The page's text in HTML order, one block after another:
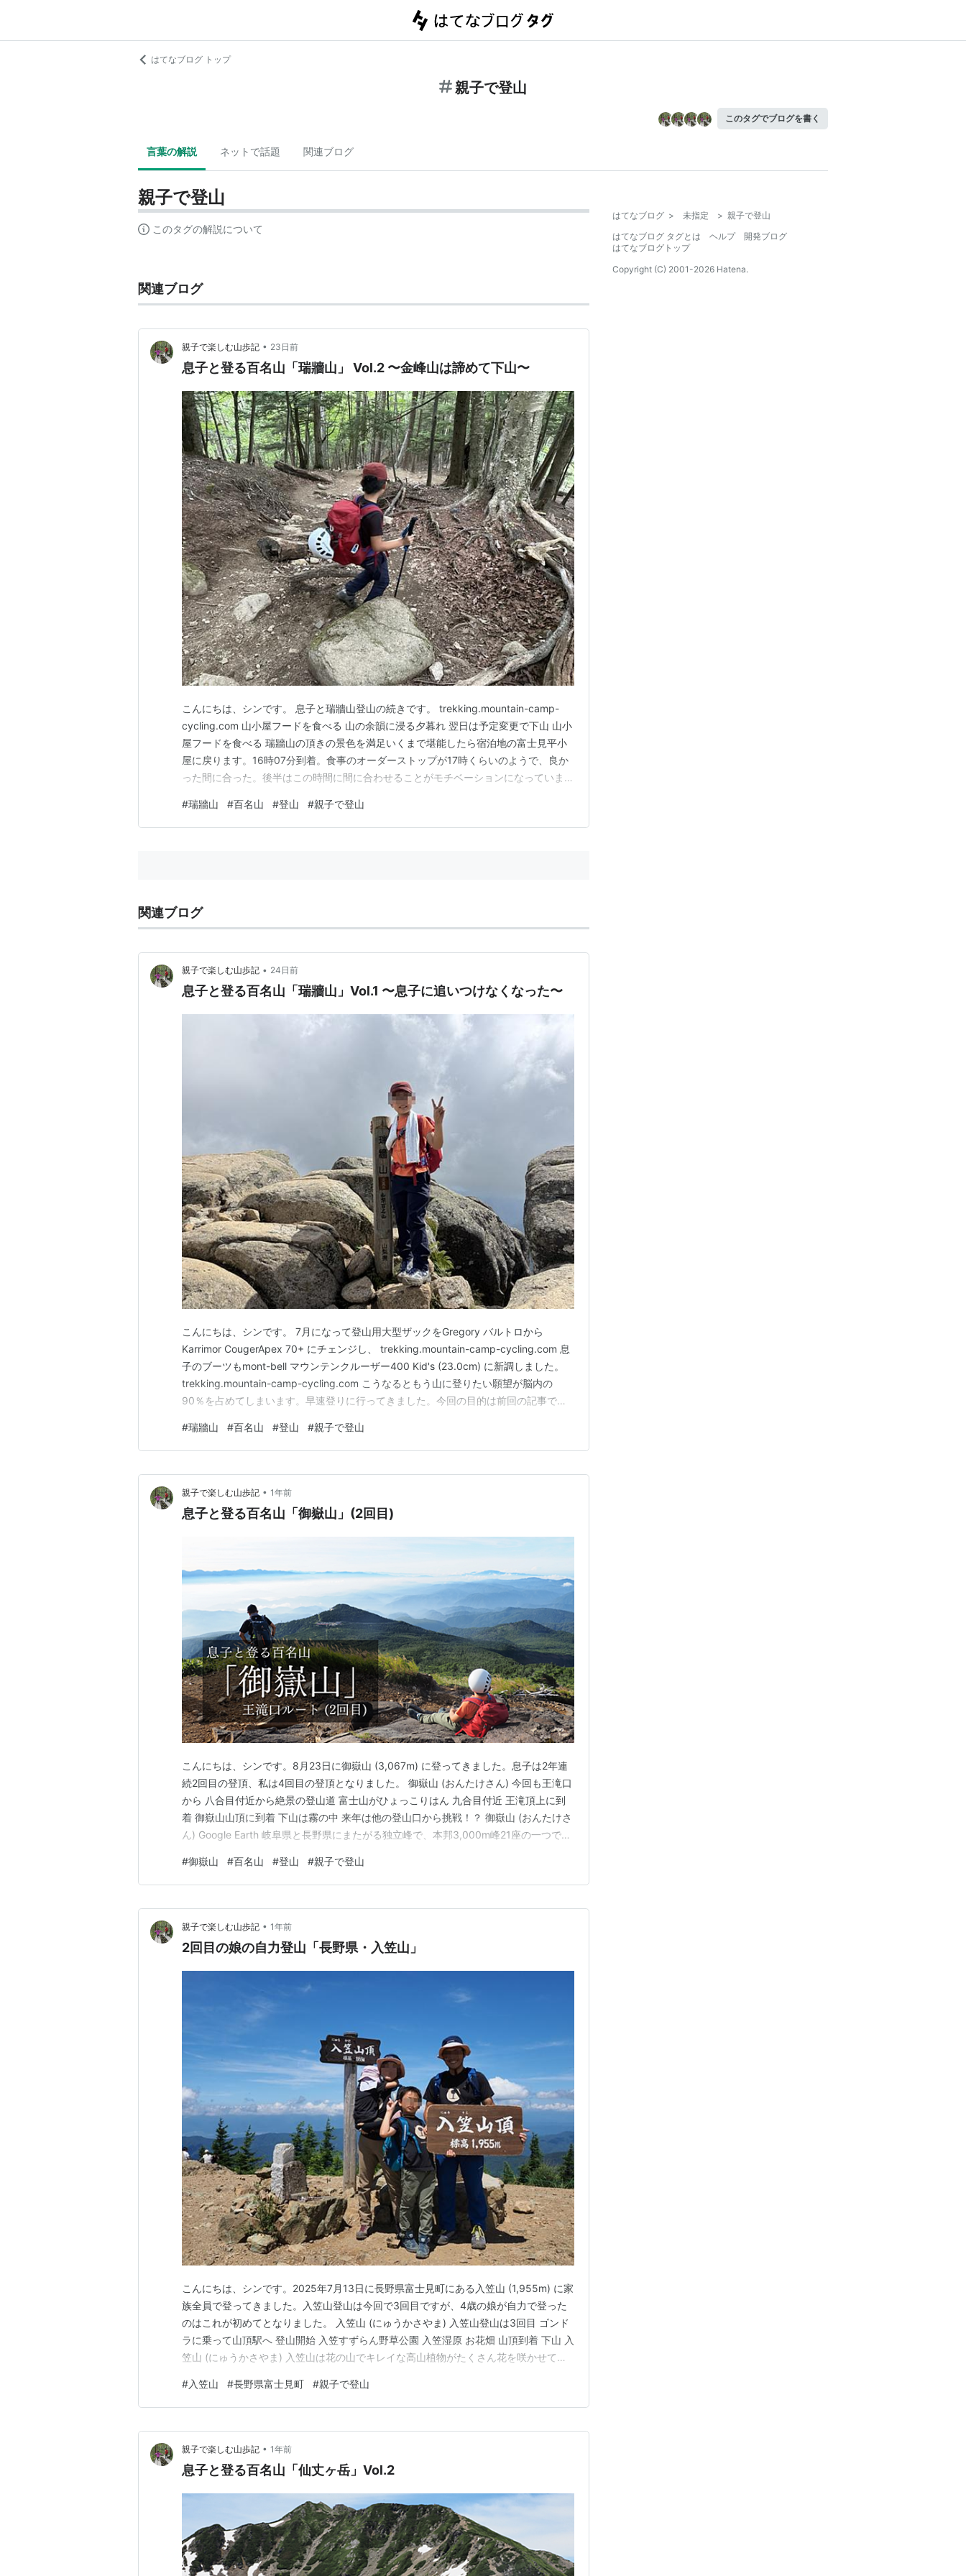
はてなブログ トップ
親子で登山
このタグでブログを書く
言葉の解説 ネットで話題 関連ブログ
親子で登山
このタグの解説について
関連ブログ
親子で楽しむ山歩記 • 23日前
息子と登る百名山「瑞牆山」 Vol.2 〜金峰山は諦めて下山〜
こんにちは、シンです。 息子と瑞牆山登山の続きです。 trekking.mountain-camp-
cycling.com 山小屋フードを食べる 山の余韻に浸る夕暮れ 翌日は予定変更で下山 山小
屋フードを食べる 瑞牆山の頂きの景色を満足いくまで堪能したら宿泊地の富士見平小
屋に戻ります。16時07分到着。食事のオーダーストップが17時くらいのようで、良か
った間に合った。後半はこの時間に間に合わせることがモチベーションになっていまし
て息子はアンチョビマルゲリータ、私は牛丼を注文。 息子はアンチョビが何か分から
ず食べてい…
#瑞牆山 #百名山 #登山 #親子で登山
関連ブログ
親子で楽しむ山歩記 • 24日前
息子と登る百名山「瑞牆山」Vol.1 〜息子に追いつけなくなった〜
こんにちは、シンです。 7月になって登山用大型ザックをGregory バルトロから
Karrimor CougerApex 70+ にチェンジし、 trekking.mountain-camp-cycling.com 息
子のブーツもmont-bell マウンテンクルーザー400 Kid's (23.0cm) に新調しました。
trekking.mountain-camp-cycling.com こうなるともう山に登りたい願望が脳内の
90％を占めてしまいます。早速登りに行ってきました。今回の目的は前回の記事でも
どっから…
#瑞牆山 #百名山 #登山 #親子で登山
親子で楽しむ山歩記 • 1年前
息子と登る百名山「御嶽山」(2回目)
こんにちは、シンです。8月23日に御嶽山 (3,067m) に登ってきました。息子は2年連
続2回目の登頂、私は4回目の登頂となりました。 御嶽山 (おんたけさん) 今回も王滝口
から 八合目付近から絶景の登山道 富士山がひょっこりはん 九合目付近 王滝頂上に到
着 御嶽山山頂に到着 下山は霧の中 来年は他の登山口から挑戦！？ 御嶽山 (おんたけさ
ん) Google Earth 岐阜県と長野県にまたがる独立峰で、本邦3,000m峰21座の一つであ
す。 御嶽山のビューポイントで有名な九蔵峠から撮影したのですがあいにくの…
#御嶽山 #百名山 #登山 #親子で登山
親子で楽しむ山歩記 • 1年前
2回目の娘の自力登山「長野県・入笠山」
こんにちは、シンです。2025年7月13日に長野県富士見町にある入笠山 (1,955m) に家
族全員で登ってきました。入笠山登山は今回で3回目ですが、4歳の娘が自力で登った
のはこれが初めてとなりました。 入笠山 (にゅうかさやま) 入笠山登山は3回目 ゴンド
ラに乗って山頂駅へ 登山開始 入笠すずらん野草公園 入笠湿原 お花畑 山頂到着 下山 入
笠山 (にゅうかさやま) 入笠山は花の山でキレイな高山植物がたくさん花を咲かせてい
上がれるので楽に登山が楽しめます。 富士見町では2大リゾート無料キャンペーンとし
て富…
#入笠山 #長野県富士見町 #親子で登山
親子で楽しむ山歩記 • 1年前
息子と登る百名山「仙丈ヶ岳」Vol.2
はてなブログ > 未指定 > 親子で登山
はてなブログ タグとは
ヘルプ
開発ブログ
はてなブログトップ
Copyright (C) 2001-2026 Hatena.